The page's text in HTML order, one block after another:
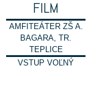
FILM
AMFITEÁTER ZŠ A.
BAGARA, TR.
TEPLICE
VSTUP VOĽNÝ